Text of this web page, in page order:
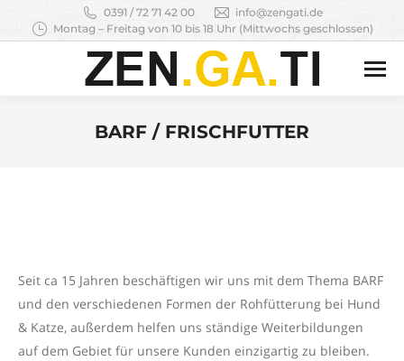
0391 / 72 71 42 00
info@zengati.de
Montag – Freitag von 10 bis 18 Uhr (Mittwochs geschlossen)
BARF / FRISCHFUTTER
Seit ca 15 Jahren beschäftigen wir uns mit dem Thema BARF
und den verschiedenen Formen der Rohfütterung bei Hund
& Katze, außerdem helfen uns ständige Weiterbildungen
auf dem Gebiet für unsere Kunden einzigartig zu bleiben.